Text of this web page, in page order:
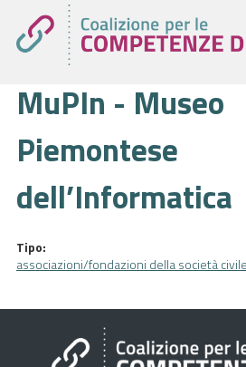
Coalizione
Comitato
Cittadini
Imprese
Cittadini
MuPIn - Museo
Piemontese
dell’Informatica
Tipo:
associazioni/fondazioni della società civile